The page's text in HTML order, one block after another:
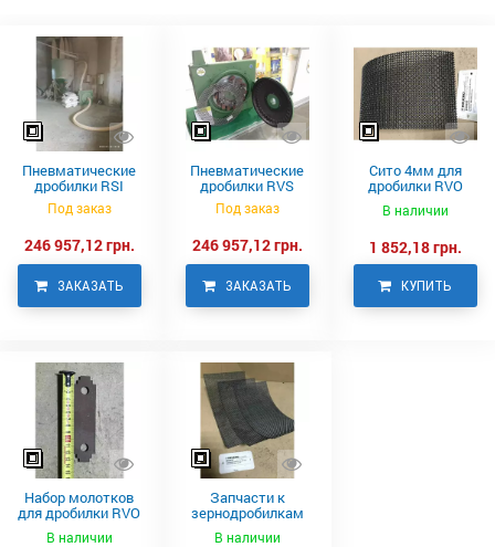
Пневматические
дробилки RSI
Под заказ
246 957,12 грн.
ЗАКАЗАТЬ
Пневматические
дробилки RVS
Под заказ
246 957,12 грн.
ЗАКАЗАТЬ
Сито 4мм для
дробилки RVO
В наличии
1 852,18 грн.
КУПИТЬ
Набор молотков
для дробилки RVO
Neuero
В наличии
Запчасти к
зернодробилкам
RVO
В наличии